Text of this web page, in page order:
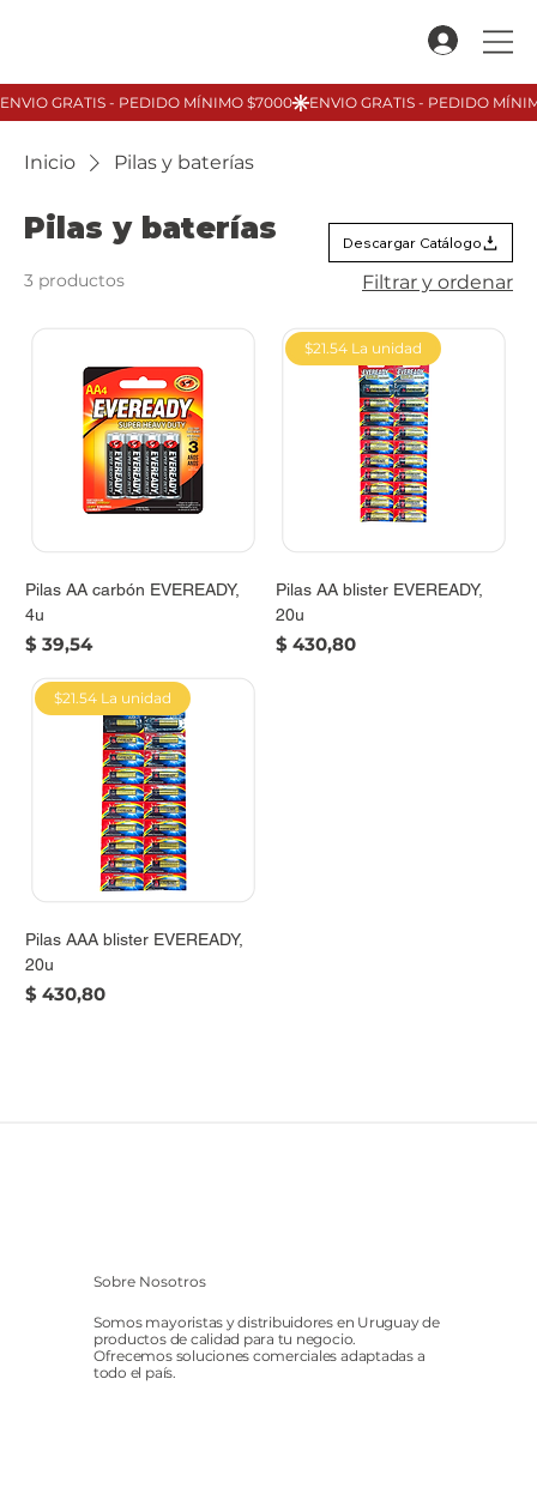
Inicio Pilas y baterías
Pilas y baterías
3 productos Filtrar y ordenar
Pilas AA carbón EVEREADY,
4u
Precio
$ 39,54
$21.54 La unidad
Pilas AA blister EVEREADY,
20u
Precio
$ 430,80
$21.54 La unidad
Pilas AAA blister EVEREADY,
20u
Precio
$ 430,80
Descargar Catálogo
Sobre Nosotros
Somos mayoristas y distribuidores en Uruguay de
productos de calidad para tu negocio.
Ofrecemos soluciones comerciales adaptadas a
todo el país.